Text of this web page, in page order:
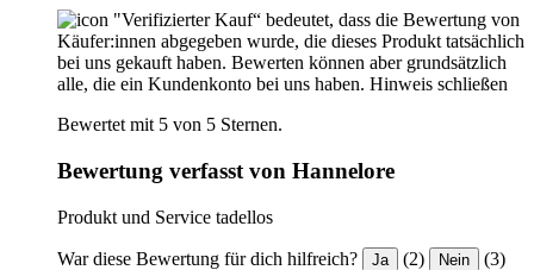
"Verifizierter Kauf“ bedeutet, dass die Bewertung von
Käufer:innen abgegeben wurde, die dieses Produkt tatsächlich
bei uns gekauft haben. Bewerten können aber grundsätzlich
alle, die ein Kundenkonto bei uns haben. Hinweis schließen
Bewertet mit 5 von 5 Sternen.
Bewertung verfasst von Hannelore
Produkt und Service tadellos
War diese Bewertung für dich hilfreich? Ja (2) Nein (3)